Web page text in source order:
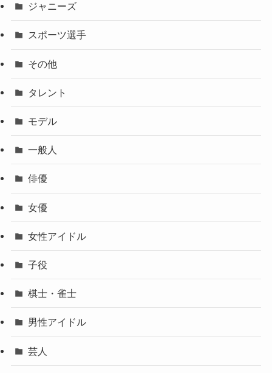
ジャニーズ
スポーツ選手
その他
タレント
モデル
一般人
俳優
女優
女性アイドル
子役
棋士・雀士
男性アイドル
芸人